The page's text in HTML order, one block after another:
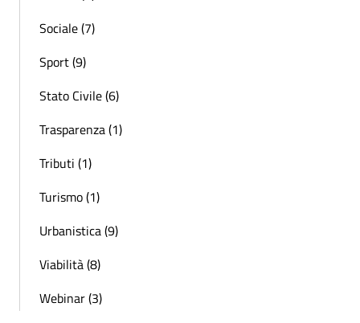
Sociale (7)
Sport (9)
Stato Civile (6)
Trasparenza (1)
Tributi (1)
Turismo (1)
Urbanistica (9)
Viabilità (8)
Webinar (3)